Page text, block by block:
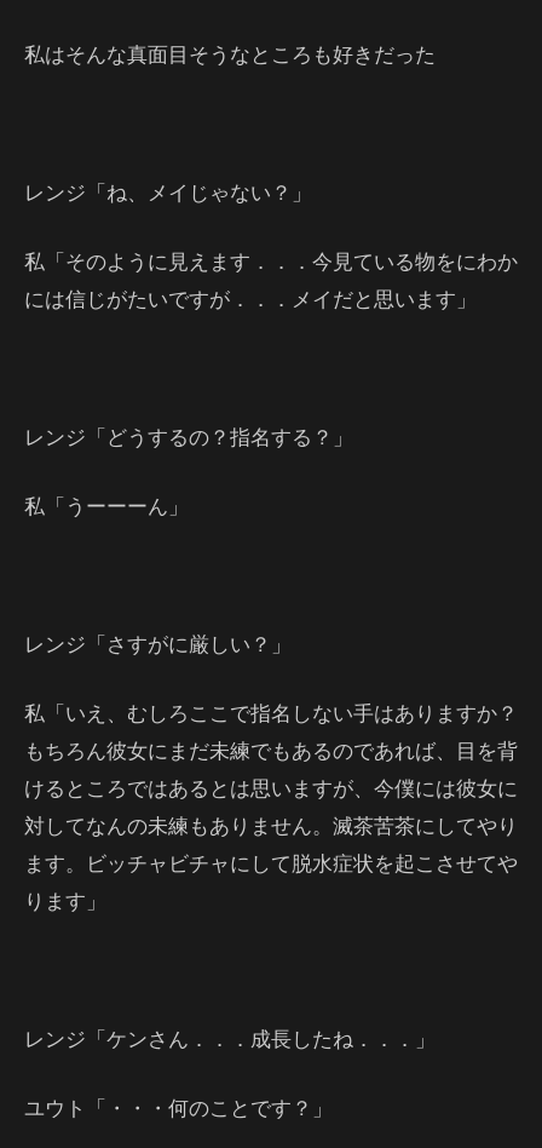
私はそんな真面目そうなところも好きだった
レンジ「ね、メイじゃない？」
私「そのように見えます．．．今見ている物をにわか
には信じがたいですが．．．メイだと思います」
レンジ「どうするの？指名する？」
私「うーーーん」
レンジ「さすがに厳しい？」
私「いえ、むしろここで指名しない手はありますか？
もちろん彼女にまだ未練でもあるのであれば、目を背
けるところではあるとは思いますが、今僕には彼女に
対してなんの未練もありません。滅茶苦茶にしてやり
ます。ビッチャビチャにして脱水症状を起こさせてや
ります」
レンジ「ケンさん．．．成長したね．．．」
ユウト「・・・何のことです？」